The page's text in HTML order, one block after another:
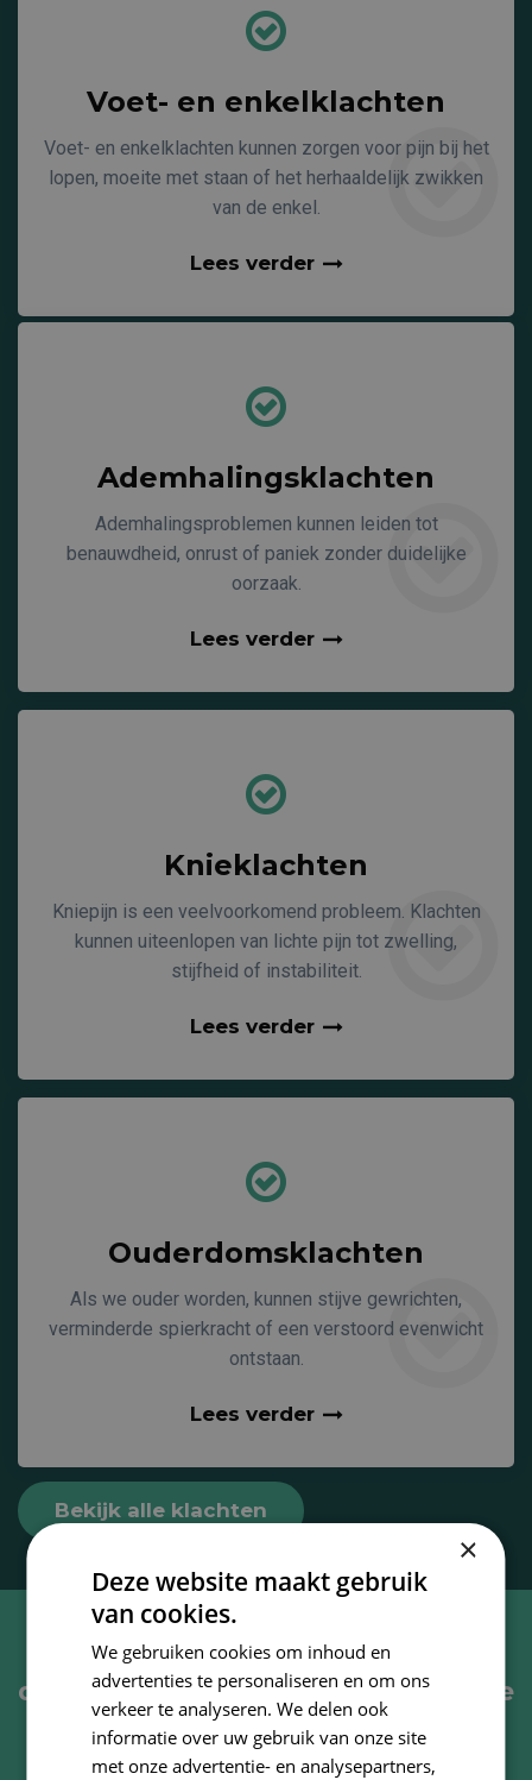
Voet- en enkelklachten
Voet- en enkelklachten kunnen zorgen voor pijn bij het
lopen, moeite met staan of het herhaaldelijk zwikken
van de enkel.
Lees verder
Ademhalingsklachten
Ademhalingsproblemen kunnen leiden tot
benauwdheid, onrust of paniek zonder duidelijke
oorzaak.
Lees verder
Knieklachten
Kniepijn is een veelvoorkomend probleem. Klachten
kunnen uiteenlopen van lichte pijn tot zwelling,
stijfheid of instabiliteit.
Lees verder
Ouderdomsklachten
Als we ouder worden, kunnen stijve gewrichten,
verminderde spierkracht of een verstoord evenwicht
ontstaan.
Lees verder
Bekijk alle klachten
“Onze therapeuten kijken verder
dan je klachten en luisteren naar je
verhaal.”
×
Deze website maakt gebruik
van cookies.
We gebruiken cookies om inhoud en
advertenties te personaliseren en om ons
verkeer te analyseren. We delen ook
informatie over uw gebruik van onze site
met onze advertentie- en analysepartners,